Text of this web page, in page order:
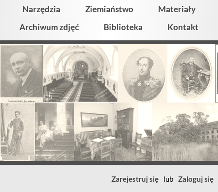
Narzędzia
Ziemiaństwo
Materiały
Archiwum zdjęć
Biblioteka Kontakt
Zarejestruj się lub Zaloguj się